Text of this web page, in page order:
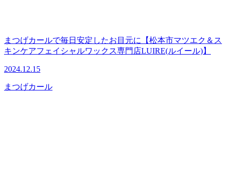
まつげカールで毎日安定したお目元に【松本市マツエク＆ス
キンケアフェイシャルワックス専門店LUIRE(ルイール)】
2024.12.15
まつげカール